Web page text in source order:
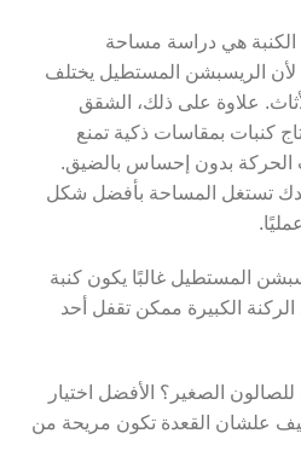
هي دراسة مساحة
الريسبشن المستطيل يختلف
علاوة على ذلك، الشقق
من 100 متر تحتاج كنبات بمقاسات ذكية تمنع
الحركة بدون إحساس بالضيق.
تستغل المساحة بأفضل شكل
المستطيل غالبًا يكون كنبة
الكبيرة ممكن تقفل أحد
الصغير؟ الأفضل اختيار
علشان القعدة تكون مريحة من